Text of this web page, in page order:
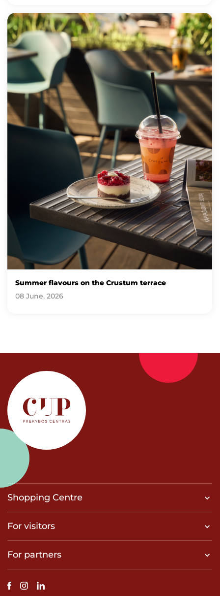
Summer flavours on the Crustum terrace
08 June, 2026
Shopping Centre
For visitors
For partners